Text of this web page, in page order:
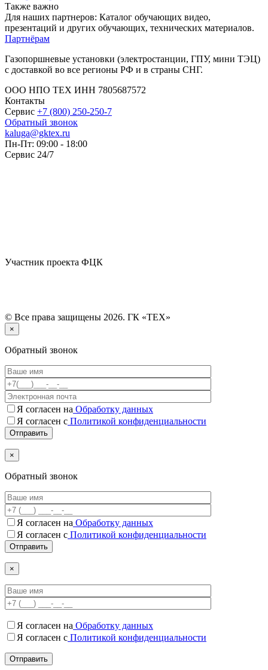
Также важно
Для наших партнеров: Каталог обучающих видео,
презентаций и других обучающих, технических материалов.
Партнёрам
Газопоршневые установки (электростанции, ГПУ, мини ТЭЦ)
с доставкой во все регионы РФ и в страны СНГ.
ООО НПО ТЕХ ИНН 7805687572
Контакты
Сервис +7 (800) 250-250-7
Обратный звонок
kaluga@gktex.ru
Пн-Пт: 09:00 - 18:00
Сервис 24/7
Участник проекта ФЦК
© Все права защищены 2026. ГК «ТЕХ»
×
Обратный звонок
Я согласен на Обработку данных
Я согласен с Политикой конфиденциальности
×
Обратный звонок
Я согласен на Обработку данных
Я согласен c Политикой конфиденциальности
×
Я согласен на Обработку данных
Я согласен c Политикой конфиденциальности